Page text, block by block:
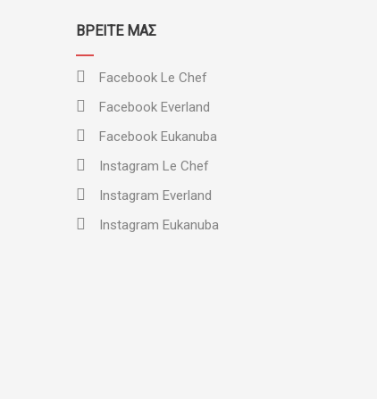
ΒΡΕΊΤΕ ΜΑΣ
Facebook Le Chef
Facebook Everland
Facebook Eukanuba
Instagram Le Chef
Instagram Everland
Instagram Eukanuba